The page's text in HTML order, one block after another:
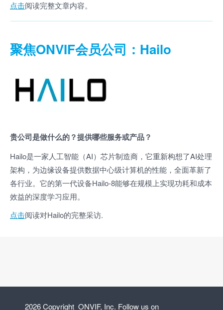
点击阅读完整文章内容。
聚焦ONVIF会员公司：Hailo
贵公司是做什么的？提供哪些服务或产品？
Hailo是一家人工智能（AI）芯片制造商，它重新构想了AI处理
架构，为边缘设备提供数据中心级计算机的性能，全面革新了
各行业。它的第一代设备Hailo-8能够在规模上实现功耗和成本
效益的深度学习应用。
点击阅读对Hailo的完整采访.
2026 Copyright ONVIF, Inc. Follow us on